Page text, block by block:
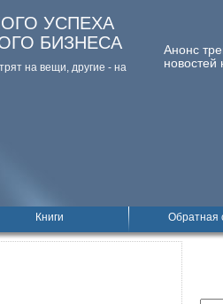
Анонс
новостей
УСПЕХА
БИЗНЕСА
на вещи, дpугие - на
Книги Обратная